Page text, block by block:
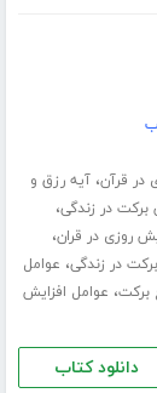
در قرآن،آیه رزق و
برکت در زندگی،
روزی در قران،
در زندگی، عوامل
برکت، عوامل افزایش
دانلود کتاب